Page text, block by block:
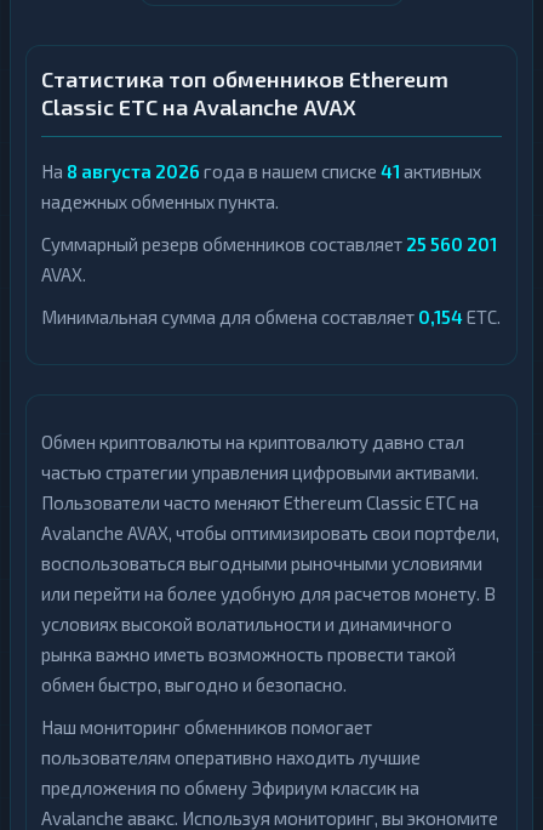
Статистика топ обменников Ethereum
Classic ETC на Avalanche AVAX
На 8 августа 2026 года в нашем списке 41 активных
надежных обменных пункта.
Суммарный резерв обменников составляет 25 560 201
AVAX.
Минимальная сумма для обмена составляет 0,154ETC.
Обмен криптовалюты на криптовалюту давно стал
частью стратегии управления цифровыми активами.
Пользователи часто меняют Ethereum Classic ETC на
Avalanche AVAX, чтобы оптимизировать свои портфели,
воспользоваться выгодными рыночными условиями
или перейти на более удобную для расчетов монету. В
условиях высокой волатильности и динамичного
рынка важно иметь возможность провести такой
обмен быстро, выгодно и безопасно.
Наш мониторинг обменников помогает
пользователям оперативно находить лучшие
предложения по обмену Эфириум классик на
Avalanche авакс. Используя мониторинг, вы экономите